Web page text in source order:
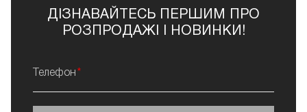
ДІЗНАВАЙТЕСЬ ПЕРШИМ ПРО
РОЗПРОДАЖІ І НОВИНКИ!
Телефон